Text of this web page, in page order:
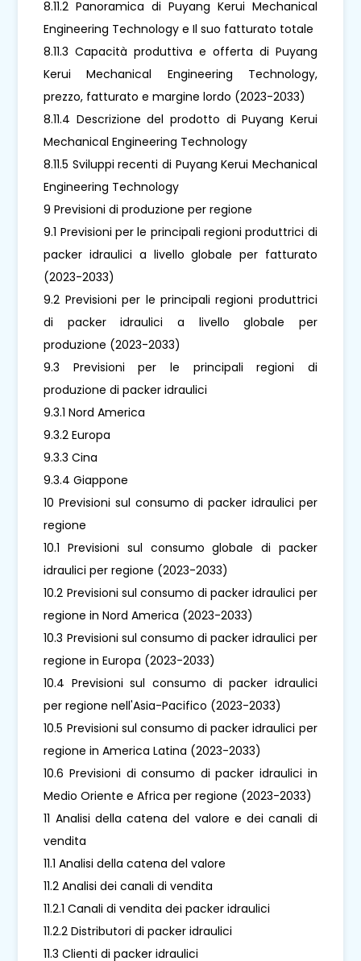
8.11.2 Panoramica di Puyang Kerui Mechanical
Engineering Technology e Il suo fatturato totale
8.11.3 Capacità produttiva e offerta di Puyang
Kerui Mechanical Engineering Technology,
prezzo, fatturato e margine lordo (2023-2033)
8.11.4 Descrizione del prodotto di Puyang Kerui
Mechanical Engineering Technology
8.11.5 Sviluppi recenti di Puyang Kerui Mechanical
Engineering Technology
9 Previsioni di produzione per regione
9.1 Previsioni per le principali regioni produttrici di
packer idraulici a livello globale per fatturato
(2023-2033)
9.2 Previsioni per le principali regioni produttrici
di packer idraulici a livello globale per
produzione (2023-2033)
9.3 Previsioni per le principali regioni di
produzione di packer idraulici
9.3.1 Nord America
9.3.2 Europa
9.3.3 Cina
9.3.4 Giappone
10 Previsioni sul consumo di packer idraulici per
regione
10.1 Previsioni sul consumo globale di packer
idraulici per regione (2023-2033)
10.2 Previsioni sul consumo di packer idraulici per
regione in Nord America (2023-2033)
10.3 Previsioni sul consumo di packer idraulici per
regione in Europa (2023-2033)
10.4 Previsioni sul consumo di packer idraulici
per regione nell'Asia-Pacifico (2023-2033)
10.5 Previsioni sul consumo di packer idraulici per
regione in America Latina (2023-2033)
10.6 Previsioni di consumo di packer idraulici in
Medio Oriente e Africa per regione (2023-2033)
11 Analisi della catena del valore e dei canali di
vendita
11.1 Analisi della catena del valore
11.2 Analisi dei canali di vendita
11.2.1 Canali di vendita dei packer idraulici
11.2.2 Distributori di packer idraulici
11.3 Clienti di packer idraulici